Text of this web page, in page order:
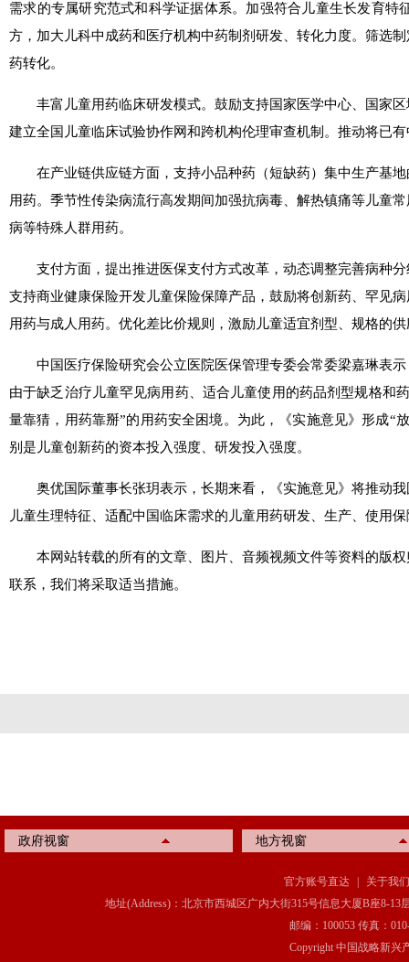
需求的专属研究范式和科学证据体系。加强符合儿童生长发育
方，加大儿科中成药和医疗机构中药制剂研发、转化力度。筛选
药转化。
丰富儿童用药临床研发模式。鼓励支持国家医学中心、国家区
建立全国儿童临床试验协作网和跨机构伦理审查机制。推动将已
在产业链供应链方面，支持小品种药（短缺药）集中生产基地
用药。季节性传染病流行高发期间加强抗病毒、解热镇痛等儿童
病等特殊人群用药。
支付方面，提出推进医保支付方式改革，动态调整完善病种分
支持商业健康保险开发儿童保险保障产品，鼓励将创新药、罕见
用药与成人用药。优化差比价规则，激励儿童适宜剂型、规格的
中国医疗保险研究会公立医院医保管理专委会常委梁嘉琳表示
由于缺乏治疗儿童罕见病用药、适合儿童使用的药品剂型规格和
量靠猜，用药靠掰”的用药安全困境。为此，《实施意见》形成“
别是儿童创新药的资本投入强度、研发投入强度。
奥优国际董事长张玥表示，长期来看，《实施意见》将推动我
儿童生理特征、适配中国临床需求的儿童用药研发、生产、使用
本网站转载的所有的文章、图片、音频视频文件等资料的版权
联系，我们将采取适当措施。
政府视窗 地方视窗
官方账号直达
关于我们
地址(Address)：北京市西城区广内大街315号信息大厦B座8-13
邮编：100053 传真：
Copyright 中国战略新兴